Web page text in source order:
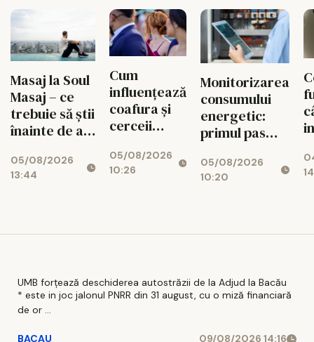
CISTOUR
Masaj la Soul
Masaj – ce
trebuie să știi
înainte de a
programare?
05/08/2026
13:44
Cum
influențează
coafura și
cerceii
care o lași la
prima
05/08/2026
10:26
Monitorizarea
consumului
energetic:
primul pas
reducerea
costurilor
05/08/2026
10:20
UMB forțează deschiderea autostrăzii de la Adjud la Bacău
* este in joc jalonul PNRR din 31 august, cu o miză financiară
de or ...
BACAU 09/08/2026 14:16